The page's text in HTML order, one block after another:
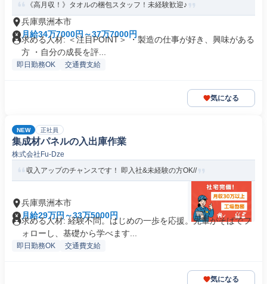
《高月収！》タオルの梱包スタッフ！未経験歓迎♪
兵庫県洲本市
月給34万7000円～37万7000円
求める人材: ＜注目POINT＞ ・製造の仕事が好き、興味がある
方 ・自分の成長を評...
即日勤務OK 交通費支給
気になる
NEW 正社員
集成材パネルの入出庫作業
株式会社Fu-Dze
収入アップのチャンスです！ 即入社&未経験の方OK//
兵庫県洲本市
月給29万円～33万5000円
求める人材: 経験不問。はじめの一歩を応援。先輩がそばでフ
ォローし、基礎から学べます...
即日勤務OK 交通費支給
気になる